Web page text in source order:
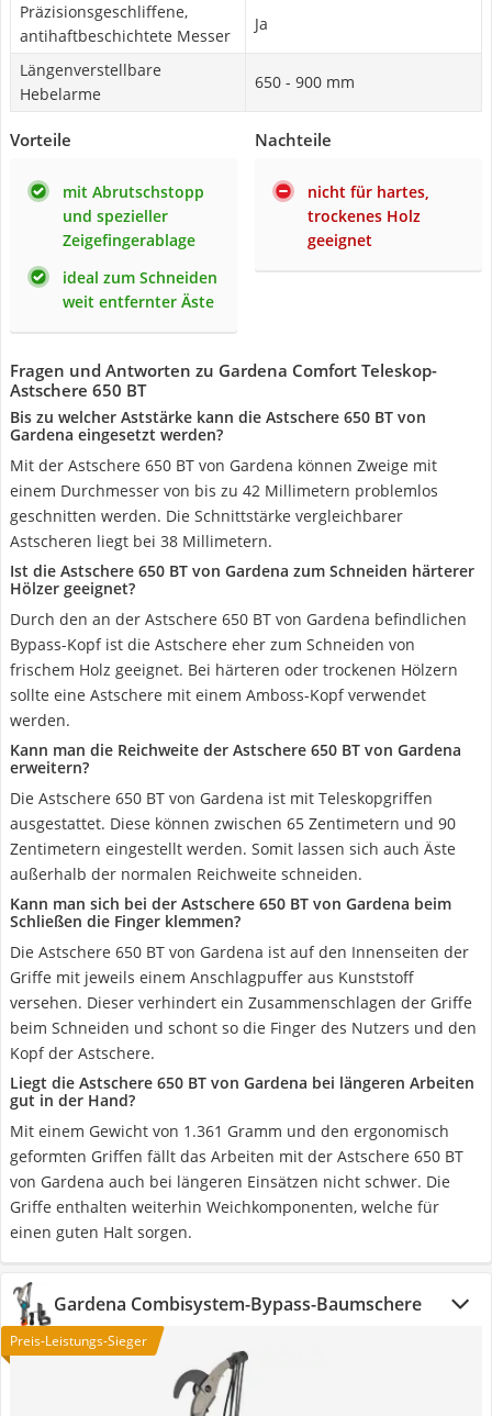
Präzisionsgeschliffene,
antihaftbeschichtete Messer
Ja
Längenverstellbare
Hebelarme
650 - 900 mm
Vorteile
mit Abrutschstopp
und spezieller
Zeigefingerablage
ideal zum Schneiden
weit entfernter Äste
Nachteile
nicht für hartes,
trockenes Holz
geeignet
Fragen und Antworten zu Gardena Comfort Teleskop-
Astschere 650 BT
Bis zu welcher Aststärke kann die Astschere 650 BT von
Gardena eingesetzt werden?
Mit der Astschere 650 BT von Gardena können Zweige mit
einem Durchmesser von bis zu 42 Millimetern problemlos
geschnitten werden. Die Schnittstärke vergleichbarer
Astscheren liegt bei 38 Millimetern.
Ist die Astschere 650 BT von Gardena zum Schneiden härterer
Hölzer geeignet?
Durch den an der Astschere 650 BT von Gardena befindlichen
Bypass-Kopf ist die Astschere eher zum Schneiden von
frischem Holz geeignet. Bei härteren oder trockenen Hölzern
sollte eine Astschere mit einem Amboss-Kopf verwendet
werden.
Kann man die Reichweite der Astschere 650 BT von Gardena
erweitern?
Die Astschere 650 BT von Gardena ist mit Teleskopgriffen
ausgestattet. Diese können zwischen 65 Zentimetern und 90
Zentimetern eingestellt werden. Somit lassen sich auch Äste
außerhalb der normalen Reichweite schneiden.
Kann man sich bei der Astschere 650 BT von Gardena beim
Schließen die Finger klemmen?
Die Astschere 650 BT von Gardena ist auf den Innenseiten der
Griffe mit jeweils einem Anschlagpuffer aus Kunststoff
versehen. Dieser verhindert ein Zusammenschlagen der Griffe
beim Schneiden und schont so die Finger des Nutzers und den
Kopf der Astschere.
Liegt die Astschere 650 BT von Gardena bei längeren Arbeiten
gut in der Hand?
Mit einem Gewicht von 1.361 Gramm und den ergonomisch
geformten Griffen fällt das Arbeiten mit der Astschere 650 BT
von Gardena auch bei längeren Einsätzen nicht schwer. Die
Griffe enthalten weiterhin Weichkomponenten, welche für
einen guten Halt sorgen.
Gardena Combisystem-Bypass-Baumschere
Preis-Leistungs-Sieger